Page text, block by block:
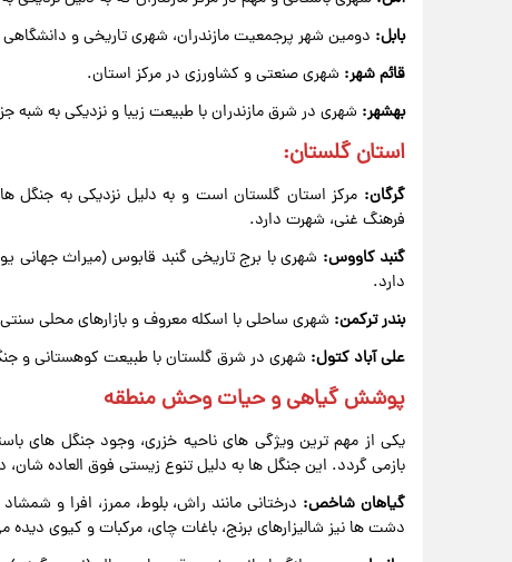
بابل: دومین شهر پرجمعیت مازندران، شهری تاریخی و دانشگاهی
قائم شهر: شهری صنعتی و کشاورزی در مرکز استان.
بهشهر: شهری در شرق مازندران با طبیعت زیبا و نزدیکی به شبه
استان گلستان:
گرگان: مرکز استان گلستان است و به دلیل نزدیکی به جنگل
فرهنگ غنی، شهرت دارد.
گنبد کاووس: شهری با برج تاریخی گنبد قابوس (میراث جهانی
دارد.
بندر ترکمن: شهری ساحلی با اسکله معروف و بازارهای محلی
علی آباد کتول: شهری در شرق گلستان با طبیعت کوهستانی و
پوشش گیاهی و حیات وحش منطقه
یکی از مهم ترین ویژگی های ناحیه خزری، وجود جنگل های
بازمی گردد. این جنگل ها به دلیل تنوع زیستی فوق العاده
گیاهان شاخص: درختانی مانند راش، بلوط، ممرز، افرا و
دشت ها نیز شالیزارهای برنج، باغات چای، مرکبات و کیوی